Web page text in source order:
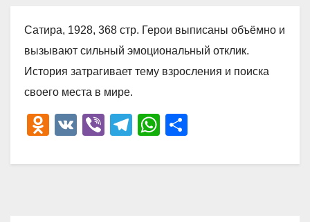
Сатира, 1928, 368 стр. Герои выписаны объёмно и
вызывают сильный эмоциональный отклик.
История затрагивает тему взросления и поиска
своего места в мире.
O
n
V
Vi
er
T
e
W
at р